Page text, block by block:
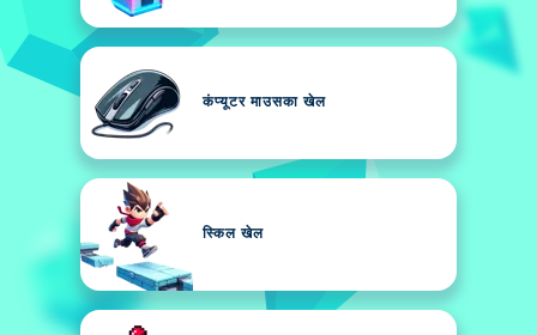
कंप्यूटर माउसका खेल
स्किल खेल